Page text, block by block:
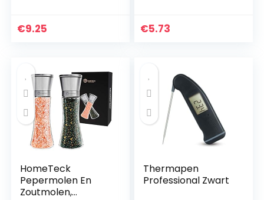
Antiaanbaklaag en
€9.25
deegsnijder,
€5.73
HomeTeck
Pepermolen En
Zoutmolen,
Thermapen
Professional Zwart